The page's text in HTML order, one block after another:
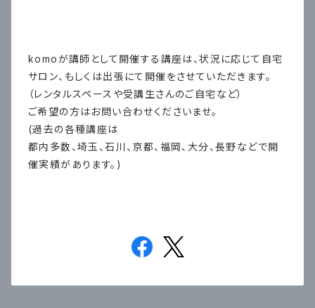
komoが講師として開催する講座は、状況に応じて自宅
サロン、もしくは出張にて開催をさせていただきます。
（レンタルスペースや受講生さんのご自宅など）
ご希望の方はお問い合わせくださいませ。
(過去の各種講座は
都内多数、埼玉、石川、京都、福岡、大分、長野などで開
催実績があります。)